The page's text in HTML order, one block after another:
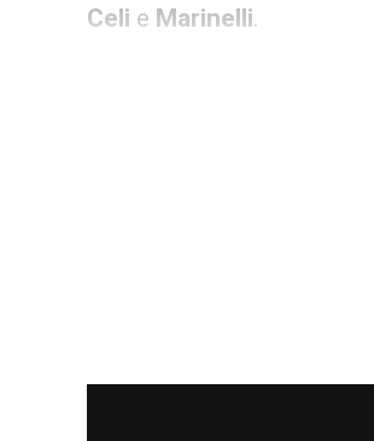
Celi e Marinelli.
LA PLAYLIST DELLE